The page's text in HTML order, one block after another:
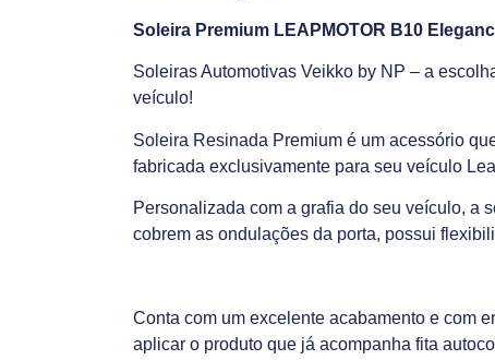
Soleira Premium LEAPMOTOR B10
Soleiras Automotivas Veikko by NP – a
veículo!
Soleira Resinada Premium é um acessório
fabricada exclusivamente para seu veículo
Personalizada com a grafia do seu veículo, a
cobrem as ondulações da porta, possui
Conta com um excelente acabamento e com
aplicar o produto que já acompanha fita